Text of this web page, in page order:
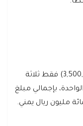
ونصت الوثيقة بيع الأرضية بقيمة (3,500,000) فقط ثلاثة
بإجمالي مبلغ